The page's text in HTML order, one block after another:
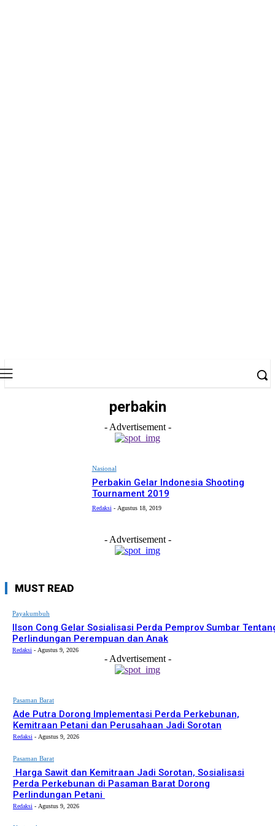
perbakin
- Advertisement -
Nasional
Perbakin Gelar Indonesia Shooting
Tournament 2019
Redaksi - Agustus 18, 2019
- Advertisement -
MUST READ
Payakumbuh
Ilson Cong Gelar Sosialisasi Perda Pemprov Sumbar
Perlindungan Perempuan dan Anak
Redaksi - Agustus 9, 2026
- Advertisement -
Pasaman Barat
Ade Putra Dorong Implementasi Perda Perkebunan,
Kemitraan Petani dan Perusahaan Jadi Sorotan
Redaksi - Agustus 9, 2026
Pasaman Barat
Harga Sawit dan Kemitraan Jadi Sorotan, Sosialisasi
Perda Perkebunan di Pasaman Barat Dorong
Perlindungan Petani
Redaksi - Agustus 9, 2026